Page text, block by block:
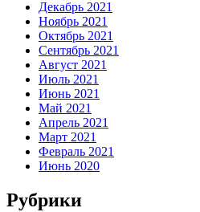
Декабрь 2021
Ноябрь 2021
Октябрь 2021
Сентябрь 2021
Август 2021
Июль 2021
Июнь 2021
Май 2021
Апрель 2021
Март 2021
Февраль 2021
Июнь 2020
Рубрики